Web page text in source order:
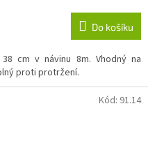
Do košíku
cm v návinu 8m. Vhodný na
proti protržení.
Kód: 91.14